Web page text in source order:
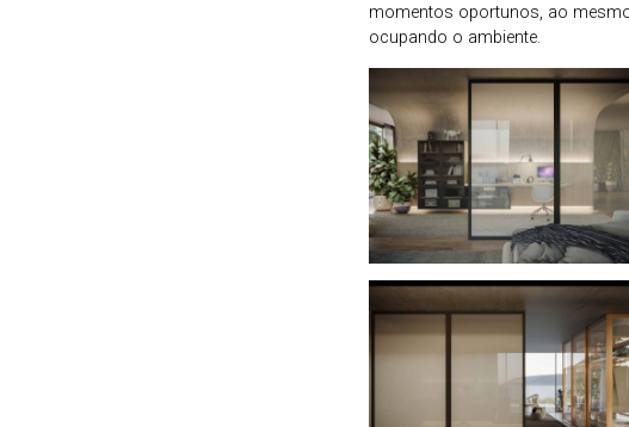
momentos oportunos, ao
ocupando o ambiente.